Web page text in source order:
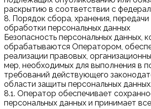
раскрытию в соответствии с
8. Порядок сбора, хранения, передачи
обработки персональных данных
Безопасность персональных данных,
обрабатываются Оператором,
реализации правовых,
мер, необходимых для выполнения в
требований действующего
области защиты персональных данных.
8.1. Оператор обеспечивает
персональных данных и принимает